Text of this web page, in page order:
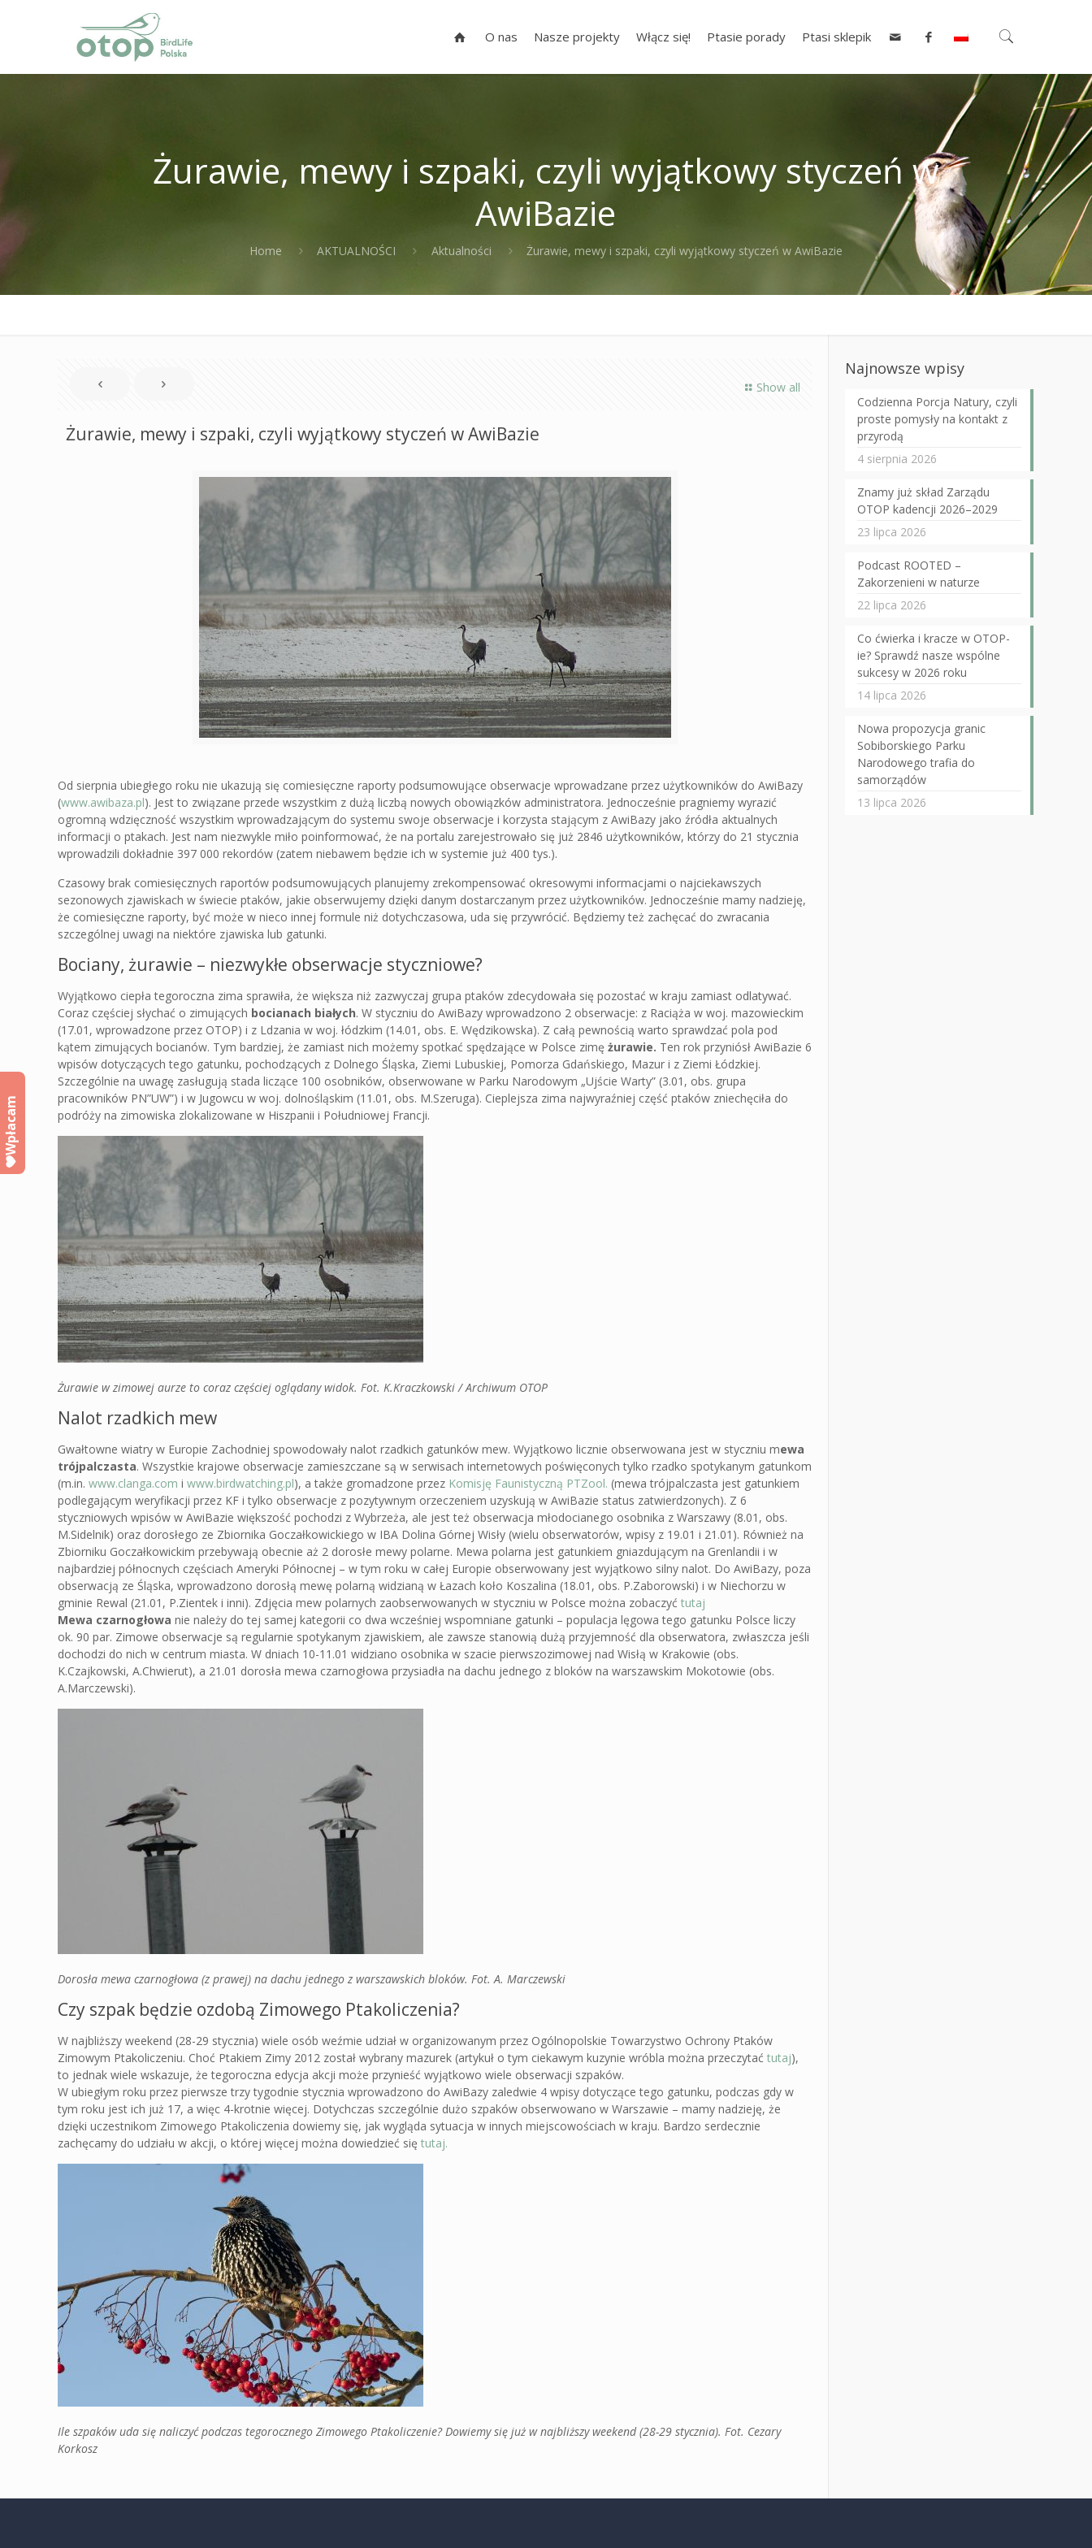
O nas Nasze projekty Włącz się! Ptasie porady Ptasi sklepik
Żurawie, mewy i szpaki, czyli wyjątkowy styczeń w
AwiBazie
Home AKTUALNOŚCI Aktualności Żurawie, mewy i szpaki, czyli wyjątkowy styczeń w AwiBazie
Show all
Żurawie, mewy i szpaki, czyli wyjątkowy styczeń w AwiBazie
Od sierpnia ubiegłego roku nie ukazują się comiesięczne raporty podsumowujące obserwacje wprowadzane przez użytkowników do AwiBazy
(www.awibaza.pl). Jest to związane przede wszystkim z dużą liczbą nowych obowiązków administratora. Jednocześnie pragniemy wyrazić
ogromną wdzięczność wszystkim wprowadzającym do systemu swoje obserwacje i korzysta stającym z AwiBazy jako źródła aktualnych
informacji o ptakach. Jest nam niezwykle miło poinformować, że na portalu zarejestrowało się już 2846 użytkowników, którzy do 21 stycznia
wprowadzili dokładnie 397 000 rekordów (zatem niebawem będzie ich w systemie już 400 tys.).
Czasowy brak comiesięcznych raportów podsumowujących planujemy zrekompensować okresowymi informacjami o najciekawszych
sezonowych zjawiskach w świecie ptaków, jakie obserwujemy dzięki danym dostarczanym przez użytkowników. Jednocześnie mamy nadzieję,
że comiesięczne raporty, być może w nieco innej formule niż dotychczasowa, uda się przywrócić. Będziemy też zachęcać do zwracania
szczególnej uwagi na niektóre zjawiska lub gatunki.
Bociany, żurawie – niezwykłe obserwacje styczniowe?
Wyjątkowo ciepła tegoroczna zima sprawiła, że większa niż zazwyczaj grupa ptaków zdecydowała się pozostać w kraju zamiast odlatywać.
Coraz częściej słychać o zimujących bocianach białych. W styczniu do AwiBazy wprowadzono 2 obserwacje: z Raciąża w woj. mazowieckim
(17.01, wprowadzone przez OTOP) i z Ldzania w woj. łódzkim (14.01, obs. E. Wędzikowska). Z całą pewnością warto sprawdzać pola pod
kątem zimujących bocianów. Tym bardziej, że zamiast nich możemy spotkać spędzające w Polsce zimężurawie. Ten rok przyniósł AwiBazie 6
wpisów dotyczących tego gatunku, pochodzących z Dolnego Śląska, Ziemi Lubuskiej, Pomorza Gdańskiego, Mazur i z Ziemi Łódzkiej.
Szczególnie na uwagę zasługują stada liczące 100 osobników, obserwowane w Parku Narodowym „Ujście Warty” (3.01, obs. grupa
pracowników PN”UW”) i w Jugowcu w woj. dolnośląskim (11.01, obs. M.Szeruga). Cieplejsza zima najwyraźniej część ptaków zniechęciła do
podróży na zimowiska zlokalizowane w Hiszpanii i Południowej Francji.
Żurawie w zimowej aurze to coraz częściej oglądany widok. Fot. K.Kraczkowski / Archiwum OTOP
Nalot rzadkich mew
Gwałtowne wiatry w Europie Zachodniej spowodowały nalot rzadkich gatunków mew. Wyjątkowo licznie obserwowana jest w styczniu mewa
trójpalczasta. Wszystkie krajowe obserwacje zamieszczane są w serwisach internetowych poświęconych tylko rzadko spotykanym gatunkom
(m.in.www.clanga.com iwww.birdwatching.pl), a także gromadzone przez Komisję Faunistyczną PTZool. (mewa trójpalczasta jest gatunkiem
podlegającym weryfikacji przez KF i tylko obserwacje z pozytywnym orzeczeniem uzyskują w AwiBazie status zatwierdzonych). Z 6
styczniowych wpisów w AwiBazie większość pochodzi z Wybrzeża, ale jest też obserwacja młodocianego osobnika z Warszawy (8.01, obs.
M.Sidelnik) oraz dorosłego ze Zbiornika Goczałkowickiego w IBA Dolina Górnej Wisły (wielu obserwatorów, wpisy z 19.01 i 21.01). Również na
Zbiorniku Goczałkowickim przebywają obecnie aż 2 dorosłe mewy polarne. Mewa polarna jest gatunkiem gniazdującym na Grenlandii i w
najbardziej północnych częściach Ameryki Północnej – w tym roku w całej Europie obserwowany jest wyjątkowo silny nalot. Do AwiBazy, poza
obserwacją ze Śląska, wprowadzono dorosłą mewę polarną widzianą w Łazach koło Koszalina (18.01, obs. P.Zaborowski) i w Niechorzu w
gminie Rewal (21.01, P.Zientek i inni). Zdjęcia mew polarnych zaobserwowanych w styczniu w Polsce można zobaczyćtutaj
Mewa czarnogłowa nie należy do tej samej kategorii co dwa wcześniej wspomniane gatunki – populacja lęgowa tego gatunku Polsce liczy
ok. 90 par. Zimowe obserwacje są regularnie spotykanym zjawiskiem, ale zawsze stanowią dużą przyjemność dla obserwatora, zwłaszcza jeśli
dochodzi do nich w centrum miasta. W dniach 10-11.01 widziano osobnika w szacie pierwszozimowej nad Wisłą w Krakowie (obs.
K.Czajkowski, A.Chwierut), a 21.01 dorosła mewa czarnogłowa przysiadła na dachu jednego z bloków na warszawskim Mokotowie (obs.
A.Marczewski).
Dorosła mewa czarnogłowa (z prawej) na dachu jednego z warszawskich bloków. Fot. A. Marczewski
Czy szpak będzie ozdobą Zimowego Ptakoliczenia?
W najbliższy weekend (28-29 stycznia) wiele osób weźmie udział w organizowanym przez Ogólnopolskie Towarzystwo Ochrony Ptaków
Zimowym Ptakoliczeniu. Choć Ptakiem Zimy 2012 został wybrany mazurek (artykuł o tym ciekawym kuzynie wróbla można przeczytaćtutaj),
to jednak wiele wskazuje, że tegoroczna edycja akcji może przynieść wyjątkowo wiele obserwacji szpaków.
W ubiegłym roku przez pierwsze trzy tygodnie stycznia wprowadzono do AwiBazy zaledwie 4 wpisy dotyczące tego gatunku, podczas gdy w
tym roku jest ich już 17, a więc 4-krotnie więcej. Dotychczas szczególnie dużo szpaków obserwowano w Warszawie – mamy nadzieję, że
dzięki uczestnikom Zimowego Ptakoliczenia dowiemy się, jak wygląda sytuacja w innych miejscowościach w kraju. Bardzo serdecznie
zachęcamy do udziału w akcji, o której więcej można dowiedzieć siętutaj.
Ile szpaków uda się naliczyć podczas tegorocznego Zimowego Ptakoliczenie? Dowiemy się już w najbliższy weekend (28-29 stycznia). Fot. Cezary
Korkosz
Najnowsze wpisy
Codzienna Porcja Natury, czyli
proste pomysły na kontakt z
przyrodą
4 sierpnia 2026
Znamy już skład Zarządu
OTOP kadencji 2026–2029
23 lipca 2026
Podcast ROOTED –
Zakorzenieni w naturze
22 lipca 2026
Co ćwierka i kracze w OTOP-
ie? Sprawdź nasze wspólne
sukcesy w 2026 roku
14 lipca 2026
Nowa propozycja granic
Sobiborskiego Parku
Narodowego trafia do
samorządów
13 lipca 2026
Wpłacam